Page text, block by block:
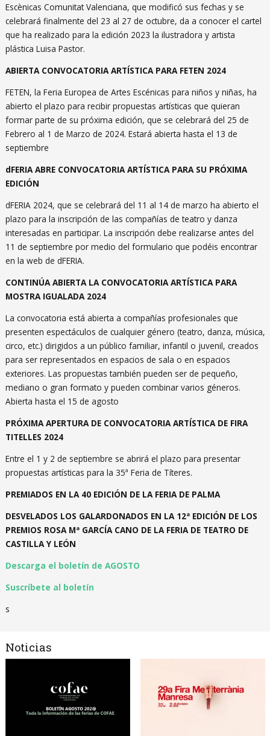
Escènicas Comunitat Valenciana, que modificó sus fechas y se
celebrará finalmente del 23 al 27 de octubre, da a conocer el cartel
que ha realizado para la edición 2023 la ilustradora y artista
plástica Luisa Pastor.
ABIERTA CONVOCATORIA ARTÍSTICA PARA FETEN 2024
FETEN, la Feria Europea de Artes Escénicas para niños y niñas, ha
abierto el plazo para recibir propuestas artísticas que quieran
formar parte de su próxima edición, que se celebrará del 25 de
Febrero al 1 de Marzo de 2024. Estará abierta hasta el 13 de
septiembre
dFERIA ABRE CONVOCATORIA ARTÍSTICA PARA SU PRÓXIMA
EDICIÓN
dFERIA 2024, que se celebrará del 11 al 14 de marzo ha abierto el
plazo para la inscripción de las compañías de teatro y danza
interesadas en participar. La inscripción debe realizarse antes del
11 de septiembre por medio del formulario que podéis encontrar
en la web de dFERIA.
CONTINÚA ABIERTA LA CONVOCATORIA ARTÍSTICA PARA
MOSTRA IGUALADA 2024
La convocatoria está abierta a compañías profesionales que
presenten espectáculos de cualquier género (teatro, danza, música,
circo, etc.) dirigidos a un público familiar, infantil o juvenil, creados
para ser representados en espacios de sala o en espacios
exteriores. Las propuestas también pueden ser de pequeño,
mediano o gran formato y pueden combinar varios géneros.
Abierta hasta el 15 de agosto
PRÓXIMA APERTURA DE CONVOCATORIA ARTÍSTICA DE FIRA
TITELLES 2024
Entre el 1 y 2 de septiembre se abrirá el plazo para presentar
propuestas artísticas para la 35ª Feria de Títeres.
PREMIADOS EN LA 40 EDICIÓN DE LA FERIA DE PALMA
DESVELADOS LOS GALARDONADOS EN LA 12ª EDICIÓN DE LOS
PREMIOS ROSA Mª GARCÍA CANO DE LA FERIA DE TEATRO DE
CASTILLA Y LEÓN
Descarga el boletín de AGOSTO
Suscríbete al boletín
s
Noticias